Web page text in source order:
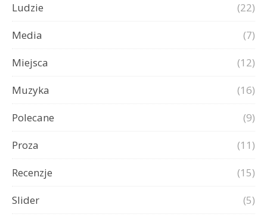
Ludzie
(22)
Media
(7)
Miejsca
(12)
Muzyka
(16)
Polecane
(9)
Proza
(11)
Recenzje
(15)
Slider
(5)